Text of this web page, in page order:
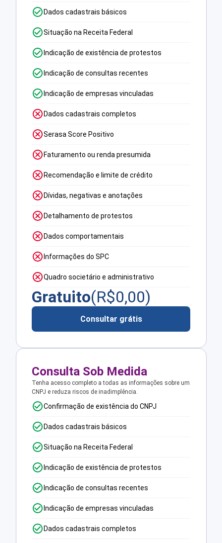
Dados cadastrais básicos
Situação na Receita Federal
Indicação de existência de protestos
Indicação de consultas recentes
Indicação de empresas vinculadas
Dados cadastrais completos
Serasa Score Positivo
Faturamento ou renda presumida
Recomendação e limite de crédito
Dívidas, negativas e anotações
Detalhamento de protestos
Dados comportamentais
Informações do SPC
Quadro societário e administrativo
Gratuito(R$0,00)
Consultar grátis
Consulta Sob Medida
Tenha acesso completo a todas as informações sobre um
CNPJ e reduza riscos de inadimplência.
Confirmação de existência do CNPJ
Dados cadastrais básicos
Situação na Receita Federal
Indicação de existência de protestos
Indicação de consultas recentes
Indicação de empresas vinculadas
Dados cadastrais completos